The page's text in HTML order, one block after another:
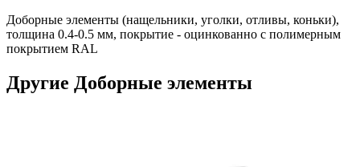
Доборные элементы (нащельники, уголки, отливы, коньки),
толщина 0.4-0.5 мм, покрытие - оцинкованно с полимерным
покрытием RAL
Другие Доборные элементы